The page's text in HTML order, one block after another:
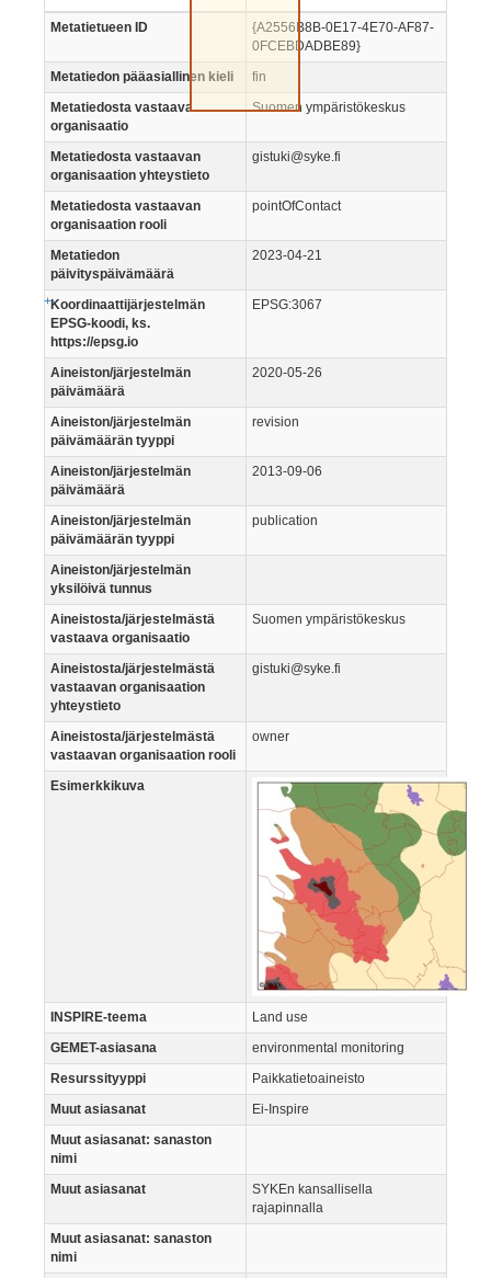
+-
Metatietueen ID
{A2556B8B-0E17-4E70-AF87-
0FCEBDADBE89}
Metatiedon pääasiallinen kieli
fin
Metatiedosta vastaava
organisaatio
Suomen ympäristökeskus
Metatiedosta vastaavan
organisaation yhteystieto
gistuki@syke.fi
Metatiedosta vastaavan
organisaation rooli
pointOfContact
Metatiedon
päivityspäivämäärä
2023-04-21
Koordinaattijärjestelmän
EPSG-koodi, ks.
https://epsg.io
EPSG:3067
Aineiston/järjestelmän
päivämäärä
2020-05-26
Aineiston/järjestelmän
päivämäärän tyyppi
revision
Aineiston/järjestelmän
päivämäärä
2013-09-06
Aineiston/järjestelmän
päivämäärän tyyppi
publication
Aineiston/järjestelmän
yksilöivä tunnus
Aineistosta/järjestelmästä
vastaava organisaatio
Suomen ympäristökeskus
Aineistosta/järjestelmästä
vastaavan organisaation
yhteystieto
gistuki@syke.fi
Aineistosta/järjestelmästä
vastaavan organisaation rooli
owner
Esimerkkikuva
INSPIRE-teema
Land use
GEMET-asiasana
environmental monitoring
Resurssityyppi
Paikkatietoaineisto
Muut asiasanat
Ei-Inspire
Muut asiasanat: sanaston
nimi
Muut asiasanat
SYKEn kansallisella
rajapinnalla
Muut asiasanat: sanaston
nimi